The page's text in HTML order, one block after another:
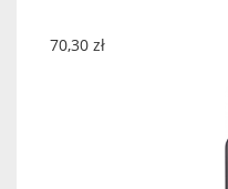
70,30 zł